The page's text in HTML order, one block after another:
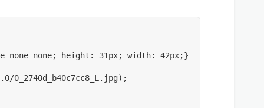
none; height: 31px; width: 42px;}